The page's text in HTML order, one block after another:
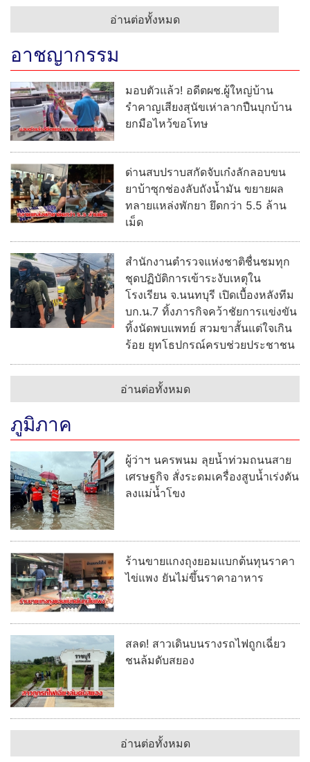
อ่านต่อทั้งหมด
อาชญากรรม
มอบตัวแล้ว! อดีตผช.ผู้ใหญ่บ้าน
รำคาญเสียงสุนัขเห่าลากปืนบุกบ้าน
ยกมือไหว้ขอโทษ
ด่านสบปราบสกัดจับเก๋งลักลอบขน
ยาบ้าซุกช่องลับถังน้ำมัน ขยายผล
ทลายแหล่งพักยา ยึดกว่า 5.5 ล้าน
เม็ด
สำนักงานตำรวจแห่งชาติชื่นชมทุก
ชุดปฏิบัติการเข้าระงับเหตุใน
โรงเรียน จ.นนทบุรี เปิดเบื้องหลังทีม
บก.น.7 ทิ้งภารกิจคว้าชัยการแข่งขัน
ทิ้งนัดพบแพทย์ สวมขาสั้นแต่ใจเกิน
ร้อย ยุทโธปกรณ์ครบช่วยประชาชน
อ่านต่อทั้งหมด
ภูมิภาค
ผู้ว่าฯ นครพนม ลุยน้ำท่วมถนนสาย
เศรษฐกิจ สั่งระดมเครื่องสูบน้ำเร่งดัน
ลงแม่น้ำโขง
ร้านขายแกงถุงยอมแบกต้นทุนราคา
ไข่แพง ยันไม่ขึ้นราคาอาหาร
สลด! สาวเดินบนรางรถไฟถูกเฉี่ยว
ชนล้มดับสยอง
อ่านต่อทั้งหมด